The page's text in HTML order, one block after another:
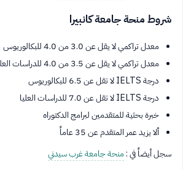
شروط منحة جامعة كانبيرا
معدل تراكمي لا يقل عن 3.0 من 4.0 للبكالوريوس
معدل تراكمي لا يقل عن 3.5 من 4.0 للدراسات العليا
درجة IELTS لا تقل عن 6.5 للبكالوريوس
درجة IELTS لا تقل عن 7.0 للدراسات العليا
خبرة بحثية للمتقدمين لبرامج الدكتوراه
ألا يزيد عمر المتقدم عن 35 عاماً
سجل أيضاً في :منحة جامعة غرب سيدني